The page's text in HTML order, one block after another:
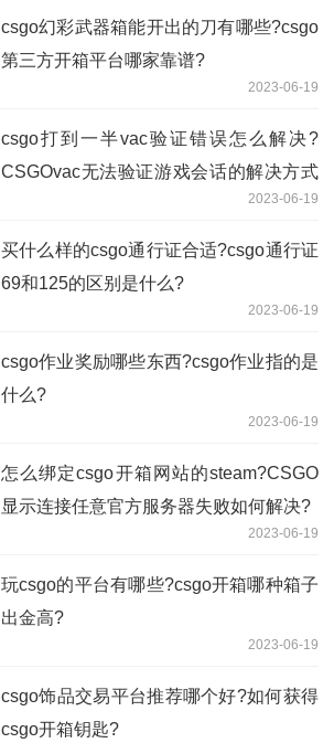
csgo幻彩武器箱能开出的刀有哪些?csgo
第三方开箱平台哪家靠谱?
2023-06-19
csgo打到一半vac验证错误怎么解决?
CSGOvac无法验证游戏会话的解决方式
2023-06-19
买什么样的csgo通行证合适?csgo通行证
69和125的区别是什么?
2023-06-19
csgo作业奖励哪些东西?csgo作业指的是
什么?
2023-06-19
怎么绑定csgo开箱网站的steam?CSGO
显示连接任意官方服务器失败如何解决?
2023-06-19
玩csgo的平台有哪些?csgo开箱哪种箱子
出金高?
2023-06-19
csgo饰品交易平台推荐哪个好?如何获得
csgo开箱钥匙?